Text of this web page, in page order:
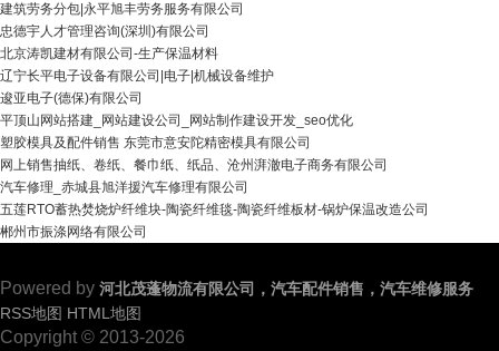
建筑劳务分包|永平旭丰劳务服务有限公司
忠德宇人才管理咨询(深圳)有限公司
北京涛凯建材有限公司-生产保温材料
辽宁长平电子设备有限公司|电子|机械设备维护
逡亚电子(德保)有限公司
平顶山网站搭建_网站建设公司_网站制作建设开发_seo优化
塑胶模具及配件销售 东莞市意安陀精密模具有限公司
网上销售抽纸、卷纸、餐巾纸、纸品、沧州湃澈电子商务有限公司
汽车修理_赤城县旭洋援汽车修理有限公司
五莲RTO蓄热焚烧炉纤维块-陶瓷纤维毯-陶瓷纤维板材-锅炉保温改造公司
郴州市振涤网络有限公司
Powered by 河北茂蓬物流有限公司，汽车配件销售，汽车维修服务
RSS地图 HTML地图
Copyright © 2013-2026